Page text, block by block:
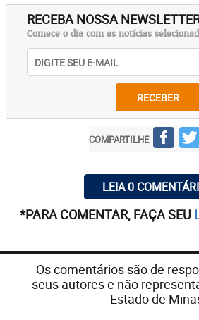
RECEBA NOSSA
Comece o dia com as notícias
RECEBER
COMPARTILHE
LEIA 0
*PARA COMENTAR, FAÇA SEU
Os comentários são de
seus autores e não
Estado de